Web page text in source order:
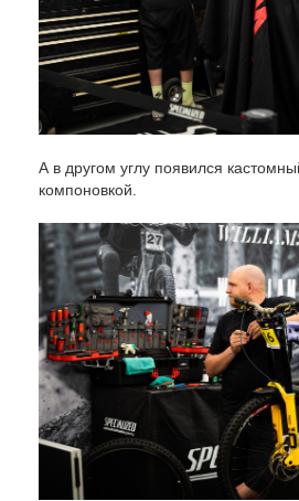
А в другом углу появился
компоновкой.